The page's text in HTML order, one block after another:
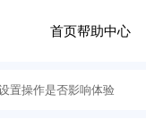
首页帮助中心
置操作是否影响体验